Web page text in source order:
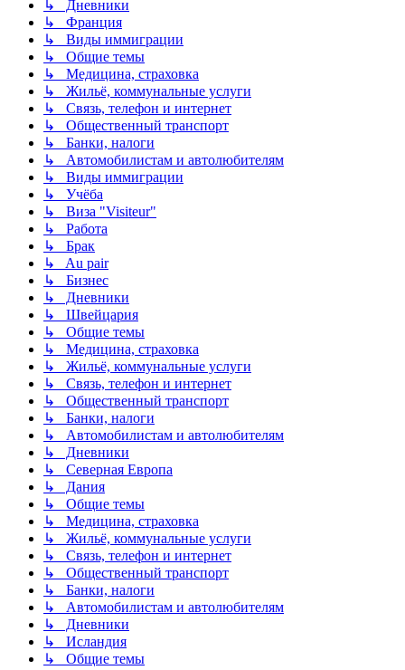
↳ Дневники
↳ Франция
↳ Виды иммиграции
↳ Общие темы
↳ Медицина, страховка
↳ Жильё, коммунальные услуги
↳ Связь, телефон и интернет
↳ Общественный транспорт
↳ Банки, налоги
↳ Автомобилистам и автолюбителям
↳ Виды иммиграции
↳ Учёба
↳ Виза "Visiteur"
↳ Работа
↳ Брак
↳ Au pair
↳ Бизнес
↳ Дневники
↳ Швейцария
↳ Общие темы
↳ Медицина, страховка
↳ Жильё, коммунальные услуги
↳ Связь, телефон и интернет
↳ Общественный транспорт
↳ Банки, налоги
↳ Автомобилистам и автолюбителям
↳ Дневники
↳ Северная Европа
↳ Дания
↳ Общие темы
↳ Медицина, страховка
↳ Жильё, коммунальные услуги
↳ Связь, телефон и интернет
↳ Общественный транспорт
↳ Банки, налоги
↳ Автомобилистам и автолюбителям
↳ Дневники
↳ Исландия
↳ Общие темы